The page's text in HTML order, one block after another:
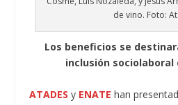
de vino. Foto:
Los beneficios se
inclusión sociolaboral
ATADES y ENATE han